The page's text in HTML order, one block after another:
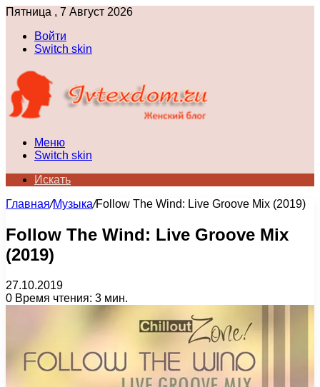
Пятница , 7 Август 2026
Войти
Switch skin
Меню
Switch skin
Искать
Главная/Музыка/Follow The Wind: Live Groove Mix (2019)
Follow The Wind: Live Groove Mix
(2019)
27.10.2019
0 Время чтения: 3 мин.